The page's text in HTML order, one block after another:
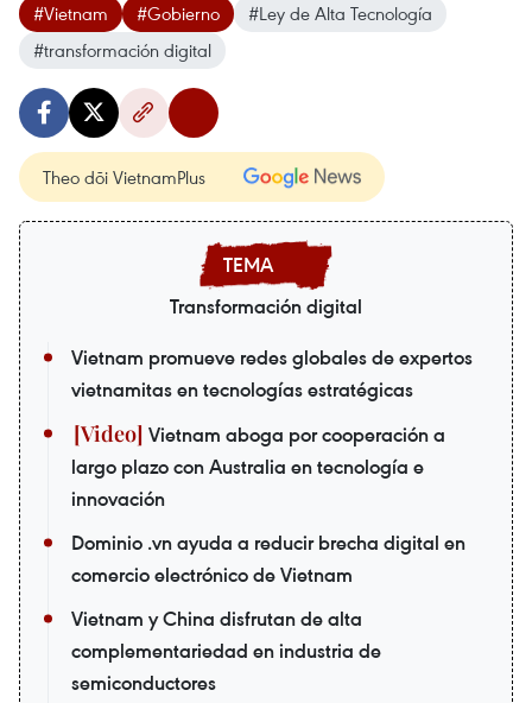
#Vietnam #Gobierno
#Ley de Alta Tecnología
#transformación digital
Theo dõi VietnamPlus
Transformación digital
Vietnam promueve redes globales de expertos
vietnamitas en tecnologías estratégicas
Vietnam aboga por cooperación a
largo plazo con Australia en tecnología e
innovación
Dominio .vn ayuda a reducir brecha digital en
comercio electrónico de Vietnam
Vietnam y China disfrutan de alta
complementariedad en industria de
semiconductores